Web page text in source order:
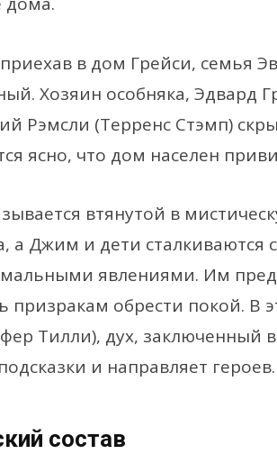
в дом Грейси, семья
Хозяин особняка, Эдвард
Рэмсли (Терренс Стэмп)
ясно, что дом населен
втянутой в
а Джим и дети
явлениями. Им
призракам обрести покой.
Тилли), дух, заключенный
и направляет героев.
состав